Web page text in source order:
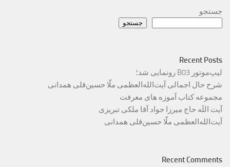
جستجو
جستجو
Recent Posts
لیپ‌موتور B03 رونمایی شد؛
شرح حال اجمالی آیت‌الله‌العظمی ملّا حسین‌قلی همدانی
مجموعه کتاب آموزه های معرفت
آیت اللَه حاج میرزا جواد آقا ملکی تبریزی
آیت‌الله‌العظمی ملّا حسین‌قلی همدانی
Recent Comments